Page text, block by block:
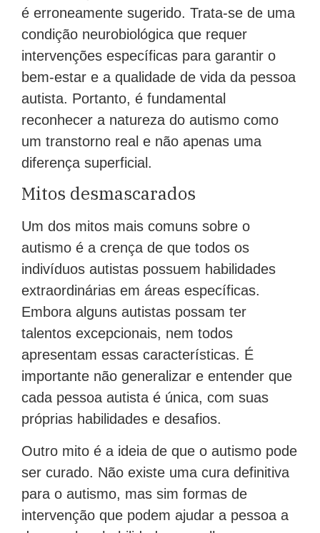
é erroneamente sugerido. Trata-se de uma
condição neurobiológica que requer
intervenções específicas para garantir o
bem-estar e a qualidade de vida da pessoa
autista. Portanto, é fundamental
reconhecer a natureza do autismo como
um transtorno real e não apenas uma
diferença superficial.
Mitos desmascarados
Um dos mitos mais comuns sobre o
autismo é a crença de que todos os
indivíduos autistas possuem habilidades
extraordinárias em áreas específicas.
Embora alguns autistas possam ter
talentos excepcionais, nem todos
apresentam essas características. É
importante não generalizar e entender que
cada pessoa autista é única, com suas
próprias habilidades e desafios.
Outro mito é a ideia de que o autismo pode
ser curado. Não existe uma cura definitiva
para o autismo, mas sim formas de
intervenção que podem ajudar a pessoa a